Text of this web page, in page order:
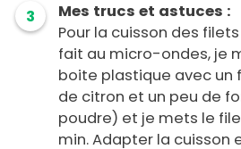
3
Mes trucs et astuces :
Pour la cuisson des
fait au micro-ondes, je
boite plastique avec un
de citron et un peu de
poudre) et je mets le
min. Adapter la cuisson